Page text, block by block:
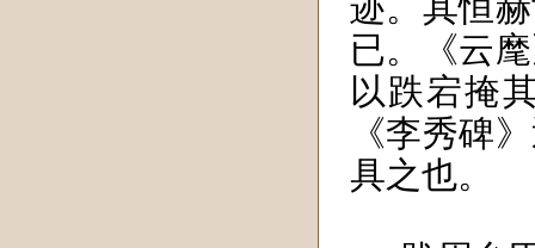
迹。其恒
已。《云
以跌宕掩
《李秀碑
具之也。